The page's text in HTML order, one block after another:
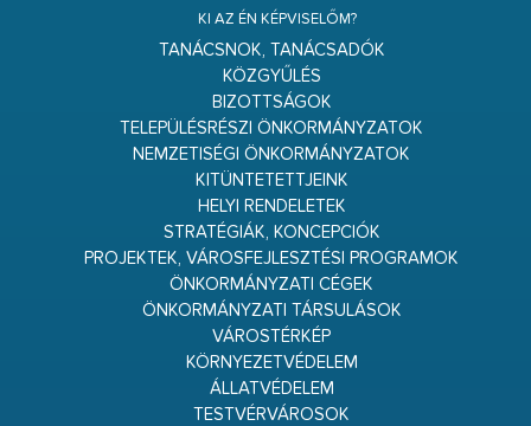
KI AZ ÉN KÉPVISELŐM?
TANÁCSNOK, TANÁCSADÓK
KÖZGYŰLÉS
BIZOTTSÁGOK
TELEPÜLÉSRÉSZI ÖNKORMÁNYZATOK
NEMZETISÉGI ÖNKORMÁNYZATOK
KITÜNTETETTJEINK
HELYI RENDELETEK
STRATÉGIÁK, KONCEPCIÓK
PROJEKTEK, VÁROSFEJLESZTÉSI PROGRAMOK
ÖNKORMÁNYZATI CÉGEK
ÖNKORMÁNYZATI TÁRSULÁSOK
VÁROSTÉRKÉP
KÖRNYEZETVÉDELEM
ÁLLATVÉDELEM
TESTVÉRVÁROSOK